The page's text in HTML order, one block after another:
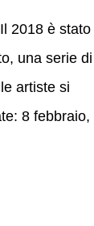
2018 è stato
una serie di
artiste si
8 febbraio,